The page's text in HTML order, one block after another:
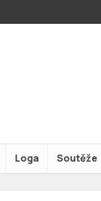
Loga Soutěže